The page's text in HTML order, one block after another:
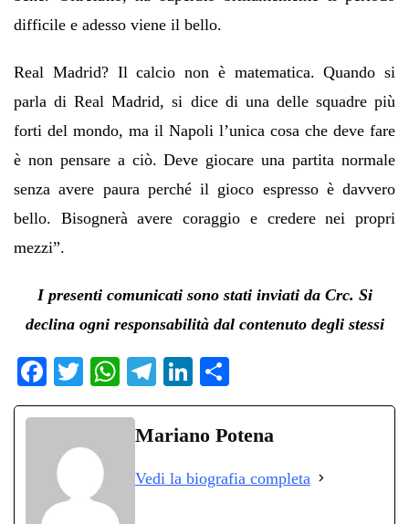
difficile e adesso viene il bello.
Real Madrid? Il calcio non è matematica. Quando si
parla di Real Madrid, si dice di una delle squadre più
forti del mondo, ma il Napoli l’unica cosa che deve fare
è non pensare a ciò. Deve giocare una partita normale
senza avere paura perché il gioco espresso è davvero
bello. Bisognerà avere coraggio e credere nei propri
mezzi”.
I presenti comunicati sono stati inviati da Crc. Si
declina ogni responsabilità dal contenuto degli stessi
Fa
ce
ok
T
wi
r
W
ha
ts
pp
Te
le
gr
m
Li
nk
ed
on
di
di
Mariano Potena
Vedi la biografia completa